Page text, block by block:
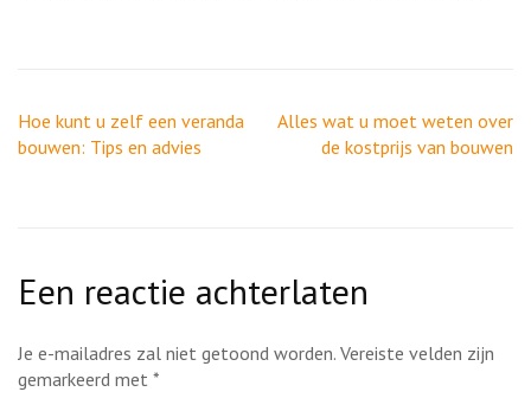
Berichtnavigatie
Hoe kunt u zelf een veranda
bouwen: Tips en advies
Alles wat u moet weten over
de kostprijs van bouwen
Een reactie achterlaten
Je e-mailadres zal niet getoond worden. Vereiste velden zijn
gemarkeerd met *